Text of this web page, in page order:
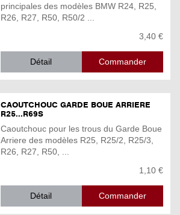
principales des modèles BMW R24, R25,
R26, R27, R50, R50/2 ...
3,40 €
Détail
CAOUTCHOUC GARDE BOUE ARRIERE
R25...R69S
Caoutchouc pour les trous du Garde Boue
Arriere des modèles R25, R25/2, R25/3,
R26, R27, R50, ...
1,10 €
Détail